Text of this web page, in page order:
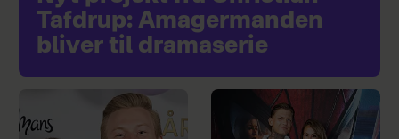
Tafdrup: Amagermanden
bliver til dramaserie